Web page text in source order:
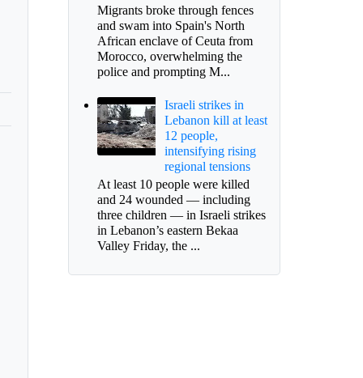
Migrants broke through fences
and swam into Spain's North
African enclave of Ceuta from
Morocco, overwhelming the
police and prompting M...
Israeli strikes in
Lebanon kill at least
12 people,
intensifying rising
regional tensions
At least 10 people were killed
and 24 wounded — including
three children — in Israeli strikes
in Lebanon’s eastern Bekaa
Valley Friday, the ...